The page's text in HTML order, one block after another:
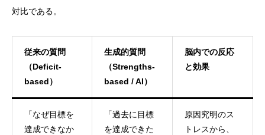
対比である。
従来の質問
（Deficit-
based）
生成的質問
（Strengths-
based / AI）
脳内での反応
と効果
「なぜ目標を
達成できなか
「過去に目標
を達成できた
原因究明のス
トレスから、